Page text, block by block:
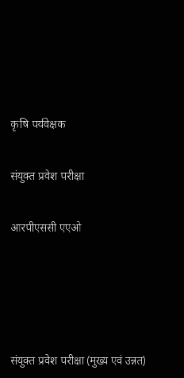
कृषि पर्यवेक्षक
संयुक्त प्रवेश परीक्षा
आरपीएससी एएओ
संयुक्त प्रवेश परीक्षा (मुख्य एवं उन्नत)